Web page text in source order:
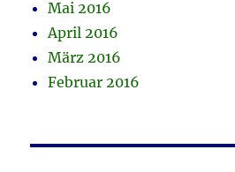
Mai 2016
April 2016
März 2016
Februar 2016